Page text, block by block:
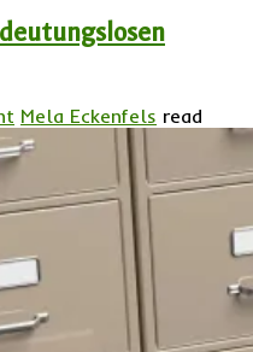
Mela Eckenfels read